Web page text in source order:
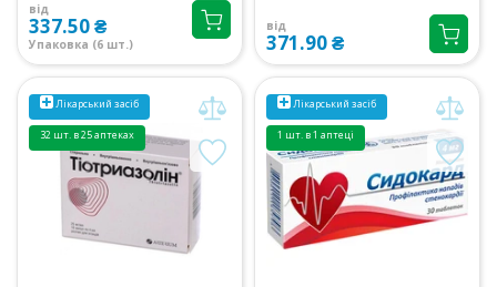
від
337.50 ₴
Упаковка (6 шт.)
від
371.90 ₴
Лікарський засіб
32 шт. в 25 аптеках
Лікарський засіб
1 шт. в 1 аптеці